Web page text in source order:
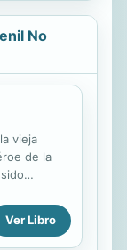
que
No
vieja
de la
a
de
ha
Ver Libro